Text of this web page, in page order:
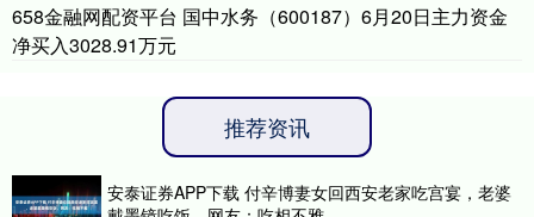
658金融网配资平台 国中水务（600187）6月20日主力资金
净买入3028.91万元
推荐资讯
安泰证券APP下载 付辛博妻女回西安老家吃宫宴，老婆